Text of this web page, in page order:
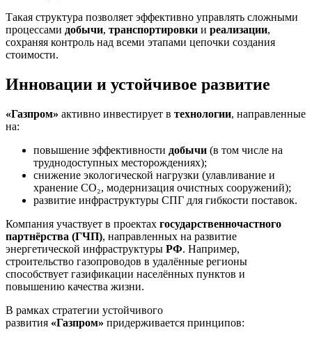
Такая структура позволяет эффективно управлять сложными
процессами добычи, транспортировки и реализации,
сохраняя контроль над всеми этапами цепочки создания
стоимости.
Инновации и устойчивое развитие
«Газпром» активно инвестирует в технологии, направленные
на:
повышение эффективности добычи (в том числе на
труднодоступных месторождениях);
снижение экологической нагрузки (улавливание и
хранение CO₂, модернизация очистных сооружений);
развитие инфраструктуры СПГ для гибкости поставок.
Компания участвует в проектах государственночастного
партнёрства (ГЧП), направленных на развитие
энергетической инфраструктуры РФ. Например,
строительство газопроводов в удалённые регионы
способствует газификации населённых пунктов и
повышению качества жизни.
В рамках стратегии устойчивого
развития «Газпром» придерживается принципов: